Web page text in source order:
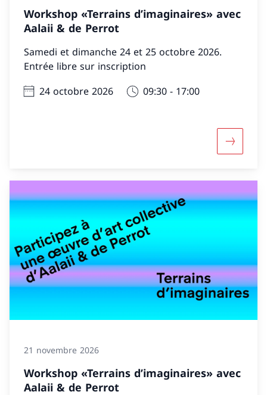
Workshop «Terrains d’imaginaires» avec
Aalaii & de Perrot
Samedi et dimanche 24 et 25 octobre 2026.
Entrée libre sur inscription
24 octobre 2026
09:30 - 17:00
21 novembre 2026
Workshop «Terrains d’imaginaires» avec
Aalaii & de Perrot